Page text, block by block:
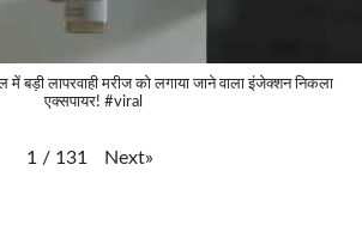
में बड़ी लापरवाही मरीज को लगाया जाने वाला इंजेक्शन निकला
एक्सपायर! #viral
1 / 131 Next»